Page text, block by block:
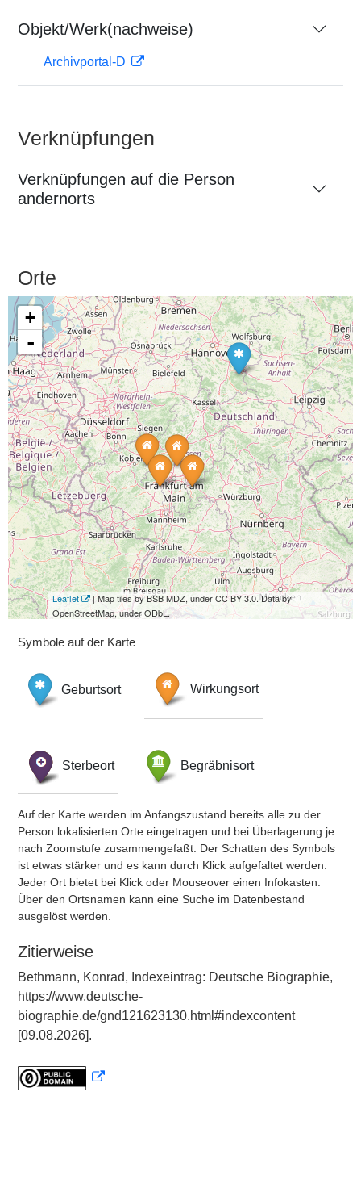
Objekt/Werk(nachweise)
Archivportal-D
Verknüpfungen
Verknüpfungen auf die Person
andernorts
Orte
+
-
Leaflet
| Map tiles by BSB MDZ, under CC BY 3.0. Data by
OpenStreetMap, under ODbL.
Symbole auf der Karte
Geburtsort Wirkungsort
Sterbeort Begräbnisort
Auf der Karte werden im Anfangszustand bereits alle zu der
Person lokalisierten Orte eingetragen und bei Überlagerung je
nach Zoomstufe zusammengefaßt. Der Schatten des Symbols
ist etwas stärker und es kann durch Klick aufgefaltet werden.
Jeder Ort bietet bei Klick oder Mouseover einen Infokasten.
Über den Ortsnamen kann eine Suche im Datenbestand
ausgelöst werden.
Zitierweise
Bethmann, Konrad, Indexeintrag: Deutsche Biographie,
https://www.deutsche-
biographie.de/gnd121623130.html#indexcontent
[09.08.2026].